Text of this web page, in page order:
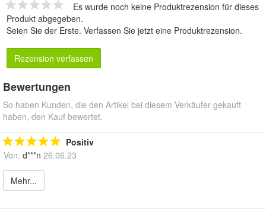
Es wurde noch keine Produktrezension für dieses
Produkt abgegeben.
Seien Sie der Erste. Verfassen Sie jetzt eine Produktrezension.
Rezension verfassen
Bewertungen
So haben Kunden, die den Artikel bei diesem Verkäufer gekauft
haben, den Kauf bewertet.
Positiv
Von: d***n 26.06.23
Mehr...